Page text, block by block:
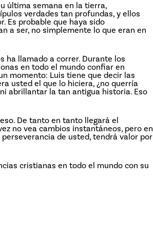
última semana en la tierra,
verdades tan profundas, y ellos
Es probable que haya sido
a ser, no simplemente lo que eran en
ha llamado a correr. Durante los
en todo el mundo confiar en
momento: Luis tiene que decir las
usted el que lo hiciera, ¿no querría
abrillantar la tan antigua historia. Eso
De tanto en tanto llegará el
no vea cambios instantáneos, pero en
de usted, tendrá valor por
cristianas en todo el mundo con su